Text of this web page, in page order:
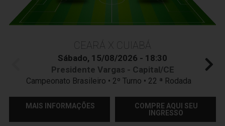
CEARÁ X CUIABÁ
Sábado, 15/08/2026 - 18:30
Presidente Vargas - Capital/CE
Campeonato Brasileiro • 2º Turno • 22 ª Rodada
MAIS INFORMAÇÕES
COMPRE AQUI SEU
INGRESSO